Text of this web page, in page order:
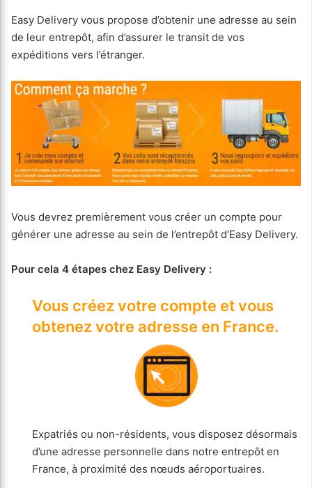
Easy Delivery vous propose d’obtenir une adresse au sein
de leur entrepôt, afin d’assurer le transit de vos
expéditions vers l’étranger.
Vous devrez premièrement vous créer un compte pour
générer une adresse au sein de l’entrepôt d’Easy Delivery.
Pour cela 4 étapes chez Easy Delivery :
Vous créez votre compte et vous
obtenez votre adresse en France.
Expatriés ou non-résidents, vous disposez désormais
d’une adresse personnelle dans notre entrepôt en
France, à proximité des nœuds aéroportuaires.